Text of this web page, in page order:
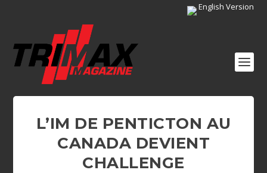
English Version
L’IM DE PENTICTON AU
CANADA DEVIENT
CHALLENGE